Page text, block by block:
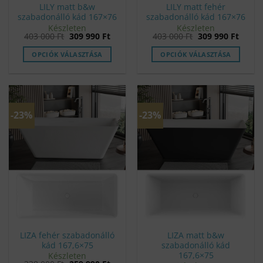
LILY matt b&w
szabadonálló kád 167×76
Készleten
403 000Ft Original
price
was:
403
000 Ft.
309 990 FtCurrent
price
is:
309
990 Ft.
OPCIÓK VÁLASZTÁSA
LILY matt fehér
szabadonálló kád 167×76
Készleten
403 000Ft Original
price
was:
403
000 Ft.
309 990 Ft
price
is:
309
990
OPCIÓK VÁLASZTÁSA
-23%
LIZA fehér szabadonálló
kád 167,6×75
Készleten
-23%
LIZA matt b&w
szabadonálló kád
167,6×75